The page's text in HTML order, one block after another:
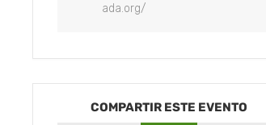
ada.org/
COMPARTIR ESTE EVENTO